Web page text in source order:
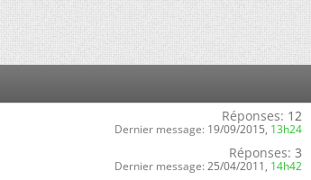
Réponses: 12
Dernier message: 19/09/2015, 13h24
Réponses: 3
Dernier message: 25/04/2011, 14h42